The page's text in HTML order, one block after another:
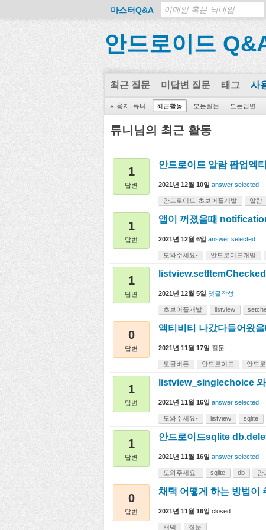
마스터Q&A
안드로이드
최근 질문 미답변 질문 태그 사
사용자: 류니 최근활동 모든질문 모든답변
류니님의 최근 활동
1
답변
안드로이드 알람 팝업엑
2021년 12월 10일 answer selected
안드로이드-초보어플개발 알람
1
답변
앱이 꺼졌을때
2021년 12월 6일 answer selected
도와주세요- 안드로이드개발
1
답변
listview.setItemChecked
2021년 12월 5일 댓글작성
초보어플개발 listview
0
답변
액티비티 나갔다들어왔
2021년 11월 17일 질문
토글버튼 안드로이드 안드
1
답변
listview_singlechoice
2021년 11월 16일 answer selected
도와주세요- listview sqlite
1
답변
안드로이드sqlite
2021년 11월 16일 answer selected
도와주세요- sqlite db 안
0
답변
채택 어떻게 하는 방법이
2021년 11월 16일 closed
채택 질문